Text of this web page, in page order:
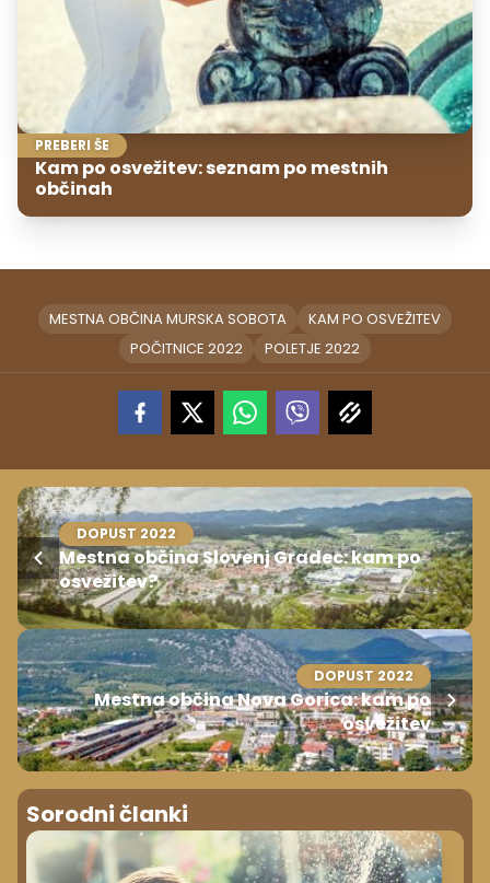
PREBERI ŠE
Kam po osvežitev: seznam po mestnih
občinah
MESTNA OBČINA MURSKA SOBOTA
KAM PO OSVEŽITEV
POČITNICE 2022
POLETJE 2022
DOPUST 2022
Mestna občina Slovenj Gradec: kam po
osvežitev?
DOPUST 2022
Mestna občina Nova Gorica: kam po
osvežitev
Sorodni članki